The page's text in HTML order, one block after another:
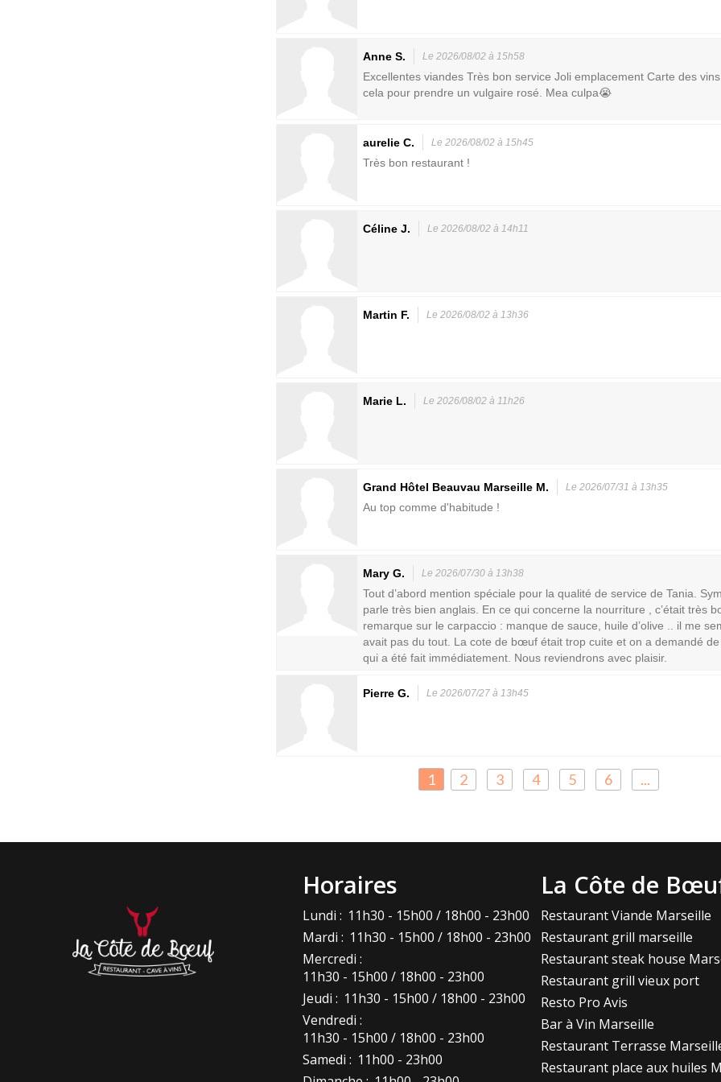
Anne S. Le 2026/08/02 à 15h58
Excellentes viandes Très bon service Joli emplacement Carte des
cela pour prendre un vulgaire rosé. Mea culpa😭
aurelie C. Le 2026/08/02 à 15h45
Très bon restaurant !
Céline J. Le 2026/08/02 à 14h11
Martin F. Le 2026/08/02 à 13h36
Marie L. Le 2026/08/02 à 11h26
Grand Hôtel Beauvau Marseille M. Le 2026/07/31 à 13h35
Au top comme d'habitude !
Mary G. Le 2026/07/30 à 13h38
Tout d’abord mention spéciale pour la qualité de service de Tania.
parle très bien anglais. En ce qui concerne la nourriture , c’était très
remarque sur le carpaccio : manque de sauce, huile d’olive .. il me
avait pas du tout. La cote de bœuf était trop cuite et on a demandé
qui a été fait immédiatement. Nous reviendrons avec plaisir.
Pierre G. Le 2026/07/27 à 13h45
1 2 3 4 5 6 ...
Horaires
Lundi : 11h30 - 15h00 / 18h00 - 23h00
Mardi : 11h30 - 15h00 / 18h00 - 23h00
Mercredi :
11h30 - 15h00 / 18h00 - 23h00
Jeudi : 11h30 - 15h00 / 18h00 - 23h00
Vendredi :
11h30 - 15h00 / 18h00 - 23h00
Samedi : 11h00 - 23h00
La Côte de
Restaurant Viande Marseille
Restaurant grill marseille
Restaurant steak house
Restaurant grill vieux port
Resto Pro Avis
Bar à Vin Marseille
Restaurant Terrasse
Restaurant place aux huiles